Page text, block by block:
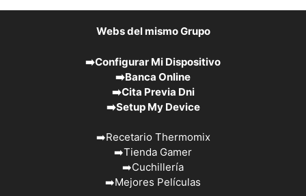
Webs del mismo Grupo
➡️Configurar Mi Dispositivo
➡️Banca Online
➡️Cita Previa Dni
➡️Setup My Device
➡️Recetario Thermomix
➡️Tienda Gamer
➡️Cuchillería
➡️Mejores Películas